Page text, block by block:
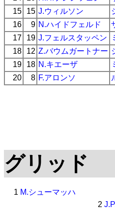
15
15 J.ウィルソン
16
9 N.ハイドフェルド
17
19 J.フェルスタッペン
18
12 Z.バウムガートナー
19
18 N.キエーザ
20
8 F.アロンソ
グリッド
1 M.シューマッハ
2